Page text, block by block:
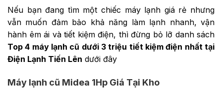
Nếu bạn đang tìm một chiếc máy lạnh giá rẻ nhưng
vẫn muốn đảm bảo khả năng làm lạnh nhanh, vận
hành êm ái và tiết kiệm điện, thì đừng bỏ lỡ danh sách
Top 4 máy lạnh cũ dưới 3 triệu tiết kiệm điện nhất tại
Điện Lạnh Tiến Lên dưới đây
Máy lạnh cũ Midea 1Hp Giá Tại Kho